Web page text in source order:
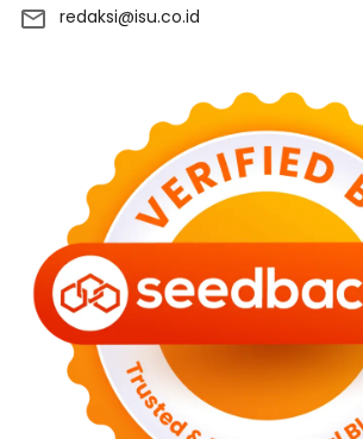
redaksi@isu.co.id